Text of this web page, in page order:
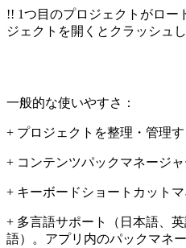
!! 1つ目のプロジェクトがロー
ジェクトを開くとクラッシュ
一般的な使いやすさ：
+ プロジェクトを整理・管理す
+ コンテンツパックマネージャ
+ キーボードショートカットマ
+ 多言語サポート（日本語、
語）。アプリ内のパックマネ